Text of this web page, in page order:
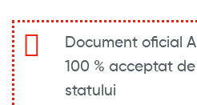
Document oficial
100 % acceptat
statului